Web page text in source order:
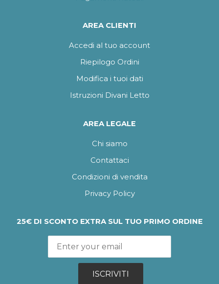
AREA CLIENTI
Accedi al tuo account
Riepilogo Ordini
Modifica i tuoi dati
Istruzioni Divani Letto
AREA LEGALE
Chi siamo
Contattaci
Condizioni di vendita
Privacy Policy
25€ DI SCONTO EXTRA SUL TUO PRIMO ORDINE
ISCRIVITI